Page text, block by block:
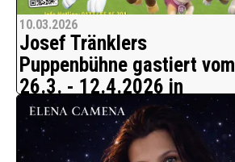
10.03.2026
Josef Tränklers
Puppenbühne gastiert vom
26.3. - 12.4.2026 in
Menden-Bösperde
Die bezaubernden Handpuppen von
Josef Tränklers Puppenbühne